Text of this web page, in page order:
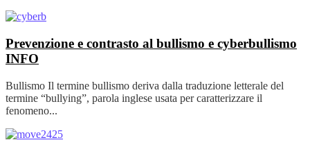
Prevenzione e contrasto al bullismo e cyberbullismo
INFO
Bullismo Il termine bullismo deriva dalla traduzione letterale del
termine “bullying”, parola inglese usata per caratterizzare il
fenomeno...